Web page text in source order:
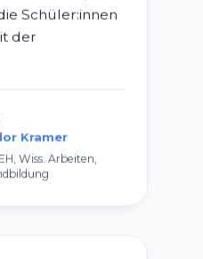
Schüler:innen
der
Kramer
Wiss. Arbeiten,